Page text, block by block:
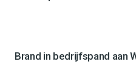
Brand in bedrijfspand aan